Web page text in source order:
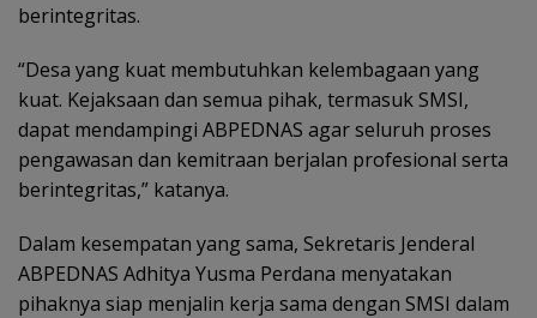
berintegritas.
“Desa yang kuat membutuhkan kelembagaan yang
kuat. Kejaksaan dan semua pihak, termasuk SMSI,
dapat mendampingi ABPEDNAS agar seluruh proses
pengawasan dan kemitraan berjalan profesional serta
berintegritas,” katanya.
Dalam kesempatan yang sama, Sekretaris Jenderal
ABPEDNAS Adhitya Yusma Perdana menyatakan
pihaknya siap menjalin kerja sama dengan SMSI dalam